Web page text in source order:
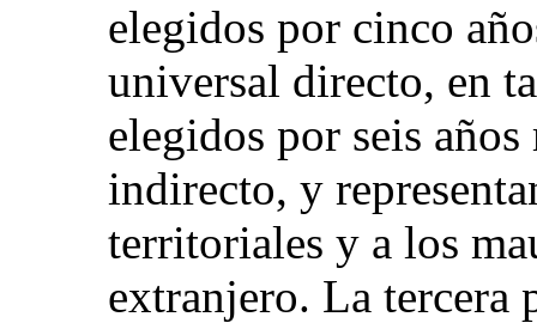
elegidos por cinco
universal directo, en
elegidos por seis
indirecto, y
territoriales y a los
extranjero. La tercera